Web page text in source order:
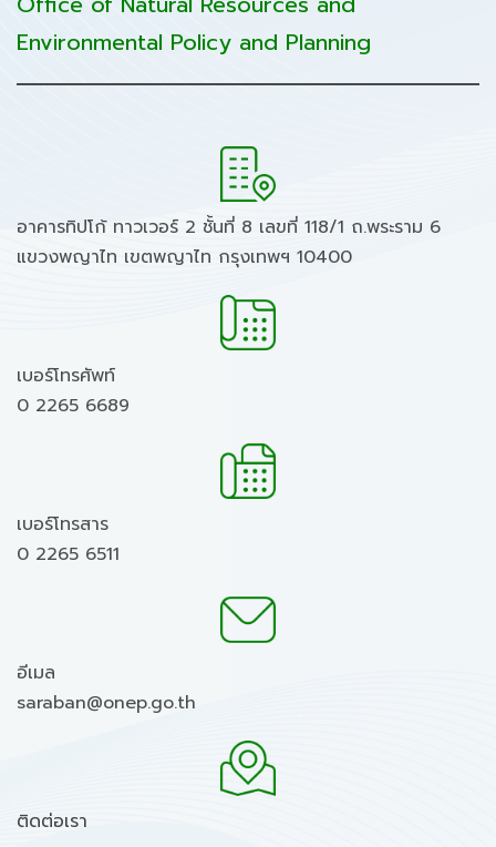
Environmental Policy and Planning
อาคารทิปโก้ ทาวเวอร์ 2 ชั้นที่ 8 เลขที่ 118/1 ถ.พระราม 6
แขวงพญาไท เขตพญาไท กรุงเทพฯ 10400
เบอร์โทรศัพท์
0 2265 6689
เบอร์โทรสาร
0 2265 6511
อีเมล
saraban@onep.go.th
ติดต่อเรา